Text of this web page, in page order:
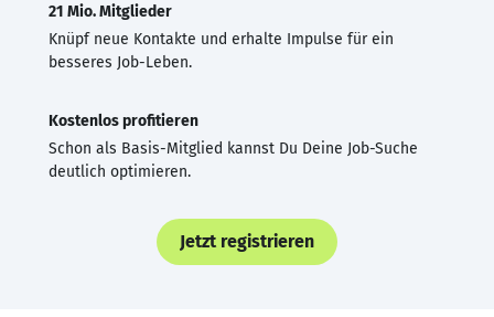
21 Mio. Mitglieder
Knüpf neue Kontakte und erhalte Impulse für ein
besseres Job-Leben.
Kostenlos profitieren
Schon als Basis-Mitglied kannst Du Deine Job-Suche
deutlich optimieren.
Jetzt registrieren